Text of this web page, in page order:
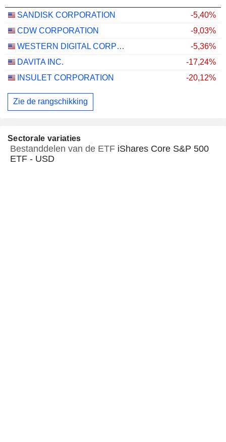
SANDISK CORPORATION
-5,40%
CDW CORPORATION
-9,03%
WESTERN DIGITAL CORPORATION
-5,36%
DAVITA INC.
-17,24%
INSULET CORPORATION
-20,12%
Zie de rangschikking
Sectorale variaties
Bestanddelen van de ETF iShares Core S&P 500
ETF - USD